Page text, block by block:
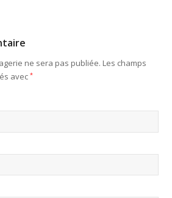
ne sera pas publiée. Les champs
avec*